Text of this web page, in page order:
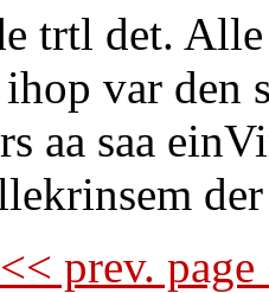
trtl det.
var den
aa saa
<< prev.